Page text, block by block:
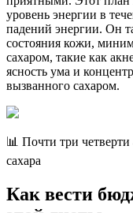
уровень энергии в
падений энергии. Он
состояния кожи,
сахаром, такие как
ясность ума и
вызванного сахаром.
📊 Почти три
сахара
Как вести